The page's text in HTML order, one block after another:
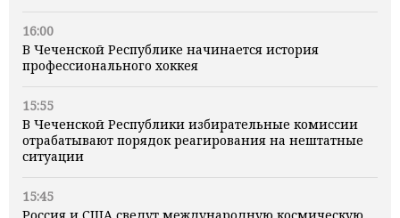
16:00
В Чеченской Республике начинается история
профессионального хоккея
15:55
В Чеченской Республики избирательные комиссии
отрабатывают порядок реагирования на нештатные
ситуации
15:45